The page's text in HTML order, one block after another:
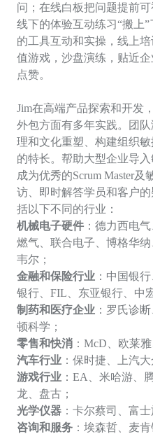
问；在线白板把问题提前
线下的体验互动练习“搬上
的工具互动和实操，线上
值游戏，沙盘演练，贴近
点赞。
Jim在高端产品探索和开发
外包方面有多年实践。团
理和文化重塑、构建组织
的特长。帮助大型企业导
成为优秀的Scrum Master
访、即时解答学员和客户
括以下不同的行业 ：
机械电子硬件 ： 德力西电
燃气、联合电子、博格华
韦尔；
金融和保险行业 ：中国银
银行、 FIL、东亚银行、中
制药和医疗企业 ：罗氏诊
顿科学；
零售和快消 ： McD、欧莱
汽车行业 ：保时捷、上汽
游戏行业 ： EA、米哈游、
龙、盘古；
光学仪器 ：卡尔蔡司、富
咨询和服务 ：埃森哲、麦肯